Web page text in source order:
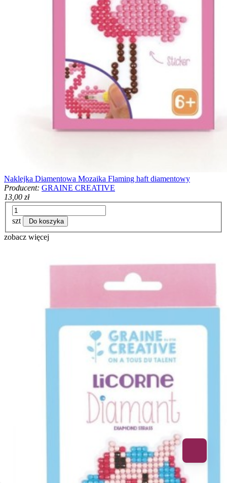
Naklejka Diamentowa Mozaika Flaming haft diamentowy
Producent: GRAINE CREATIVE
13,00 zł
szt Do koszyka
zobacz więcej